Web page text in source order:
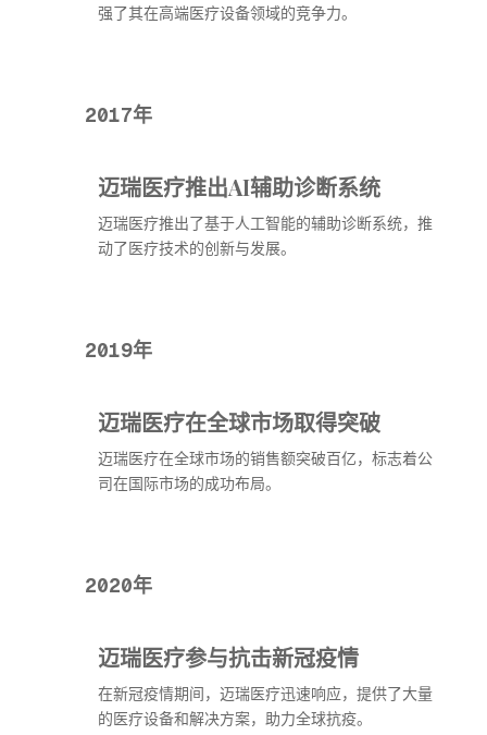
强了其在高端医疗设备领域的竞争力。
2017年
迈瑞医疗推出AI辅助诊断系统
迈瑞医疗推出了基于人工智能的辅助诊断系统，推
动了医疗技术的创新与发展。
2019年
迈瑞医疗在全球市场取得突破
迈瑞医疗在全球市场的销售额突破百亿，标志着公
司在国际市场的成功布局。
2020年
迈瑞医疗参与抗击新冠疫情
在新冠疫情期间，迈瑞医疗迅速响应，提供了大量
的医疗设备和解决方案，助力全球抗疫。